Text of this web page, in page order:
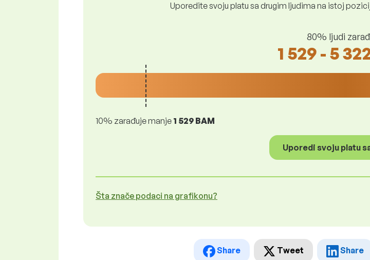
Uporedite svoju platu sa drugim ljudima na istoj
80% ljudi
1 529 - 5
10% zarađuje manje 1 529 BAM
Uporedi svoju platu
Šta znače podaci na grafikonu?
Share Tweet Share